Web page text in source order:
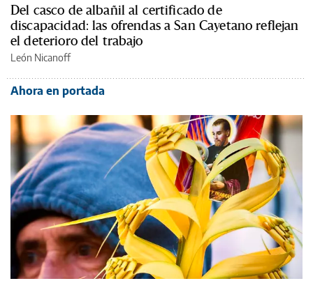
Del casco de albañil al certificado de
discapacidad: las ofrendas a San Cayetano reflejan
el deterioro del trabajo
León Nicanoff
Ahora en portada